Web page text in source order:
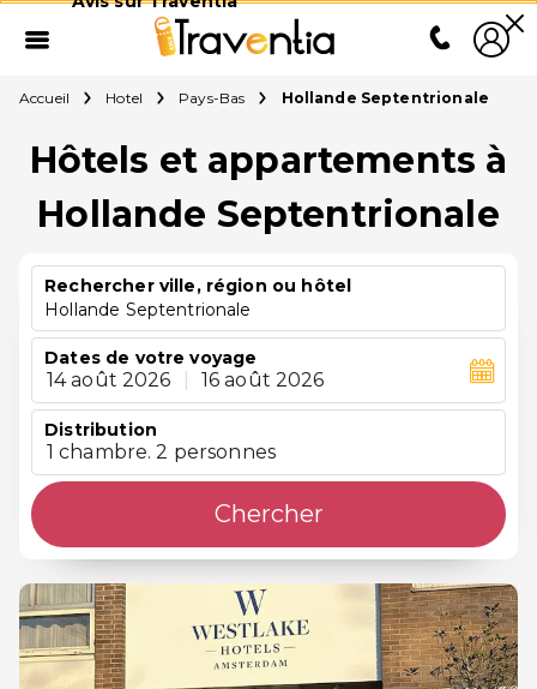
Accueil Hotel Pays-Bas Hollande Septentrionale
Hôtels et appartements à
Hollande Septentrionale
Rechercher ville, région ou hôtel
Hollande Septentrionale
Dates de votre voyage
14 août 2026 16 août 2026
Distribution
1 chambre. 2 personnes
Chercher